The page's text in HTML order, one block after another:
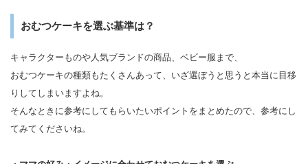
おむつケーキを選ぶ基準は？
キャラクターものや人気ブランドの商品、ベビー服まで、
おむつケーキの種類もたくさんあって、いざ選ぼうと思うと本当に目移
りしてしまいますよね。
そんなときに参考にしてもらいたいポイントをまとめたので、参考にし
てみてくださいね。